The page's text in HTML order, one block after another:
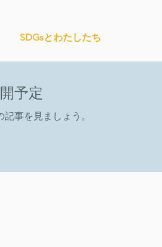
SDGsとわたしたち
Wake Up Lab
予定
事を見ましょう。